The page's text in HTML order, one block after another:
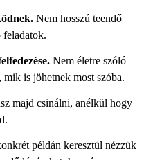
Nem hosszú teendő
feladatok.
Nem életre szóló
is jöhetnek most szóba.
majd csinálni, anélkül hogy
példán keresztül nézzük